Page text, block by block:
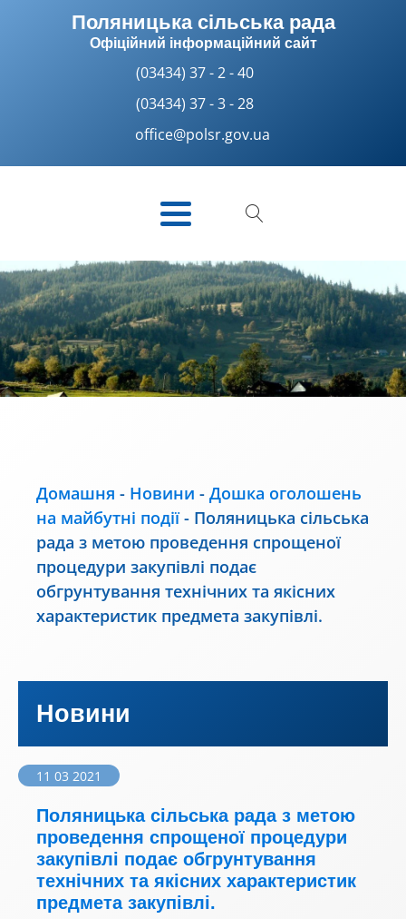
Поляницька сільська рада
Офіційний інформаційний сайт
(03434) 37 - 2 - 40
(03434) 37 - 3 - 28
office@polsr.gov.ua
Домашня - Новини - Дошка оголошень
на майбутні події- Поляницька сільська
рада з метою проведення спрощеної
процедури закупівлі подає
обгрунтування технічних та якісних
характеристик предмета закупівлі.
Новини
11 03 2021
Поляницька сільська рада з метою
проведення спрощеної процедури
закупівлі подає обгрунтування
технічних та якісних характеристик
предмета закупівлі.